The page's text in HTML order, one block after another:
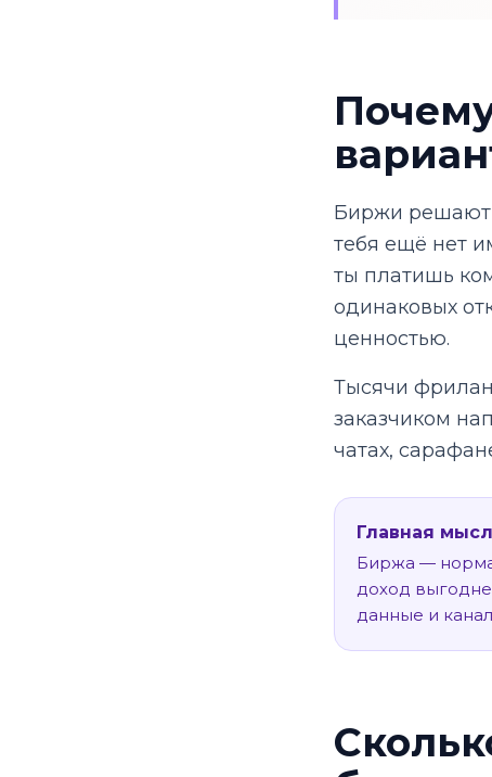
Биржи решают
тебя ещё нет
ты платишь
одинаковых
ценностью.
Тысячи
заказчиком
чатах,
Главная
Биржа —
доход
данные и